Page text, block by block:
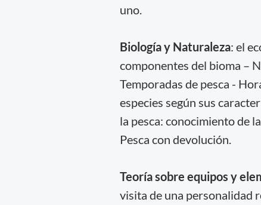
uno.
Biología y Naturaleza: el
componentes del bioma –
Temporadas de pesca -
especies según sus
la pesca: conocimiento de
Pesca con devolución.
Teoría sobre equipos y
visita de una personalidad